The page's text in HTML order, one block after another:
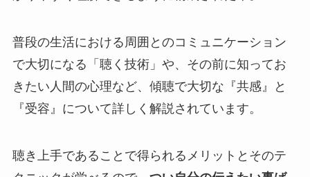
普段の生活における周囲とのコミュニケーション
で大切になる「聴く技術」や、その前に知ってお
きたい人間の心理など、傾聴で大切な『共感』と
『受容』について詳しく解説されています。
聴き上手であることで得られるメリットとそのテ